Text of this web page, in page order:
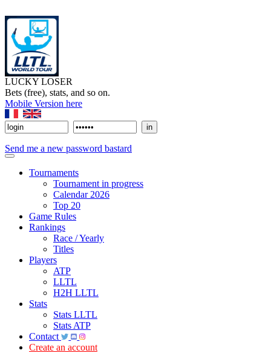
LUCKY LOSER
Bets (free), stats, and so on.
Mobile Version here
Send me a new password bastard
Tournaments
Tournament in progress
Calendar 2026
Top 20
Game Rules
Rankings
Race / Yearly
Titles
Players
ATP
LLTL
H2H LLTL
Stats
Stats LLTL
Stats ATP
Contact
Create an account